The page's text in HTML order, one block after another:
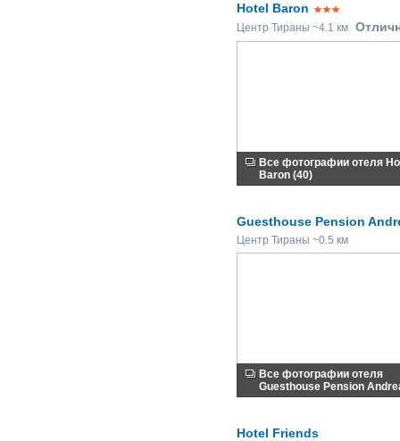
Hotel Baron
Центр Тираны ~4.1 км
Все фотографии отеля
Baron (40)
Guesthouse Pension
Центр Тираны ~0.5 км
Все фотографии отеля
Guesthouse Pension
Hotel Friends